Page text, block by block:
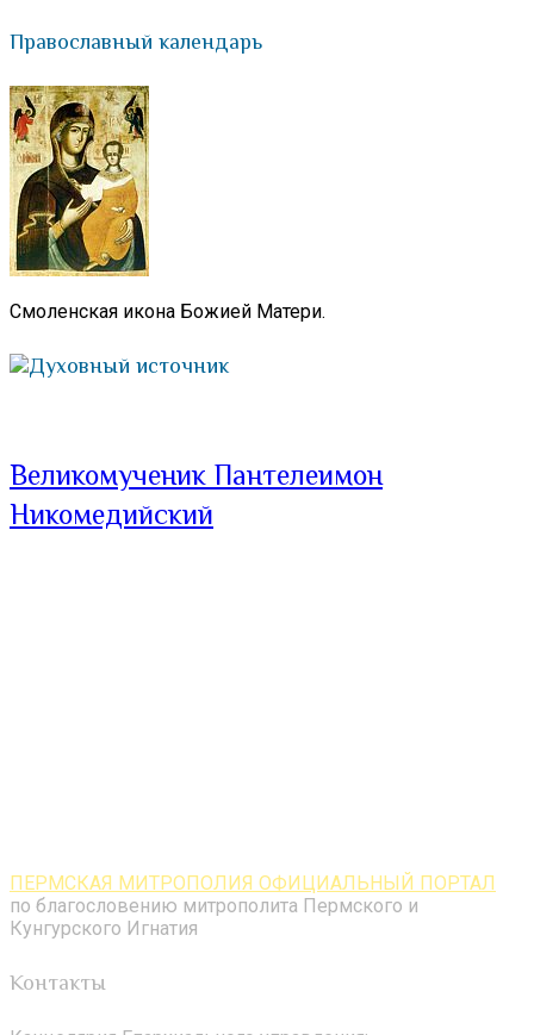
Православный календарь
Смоленская икона Божией Матери.
Духовный источник
Великомученик Пантелеимон
Никомедийский
ПЕРМСКАЯ МИТРОПОЛИЯ ОФИЦИАЛЬНЫЙ ПОРТАЛ
по благословению митрополита Пермского и
Кунгурского Игнатия
Контакты